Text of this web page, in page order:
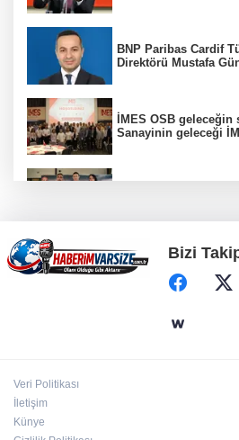
BNP Paribas Cardif
Direktörü Mustafa
İMES OSB
Sanayinin geleceği
İzmit Belediyesi'nden
iddialarına açıklama
Trabzon'a yapılacak
Bizi
Veri Politikası
İletişim
Künye